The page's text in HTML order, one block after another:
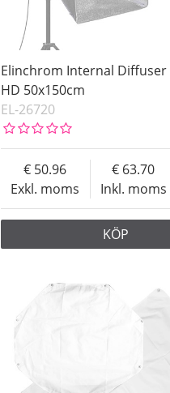
Elinchrom Internal Diffuser
HD 50x150cm
EL-26720
Exkl. moms
50.96
Inkl. moms
63.70
KÖP